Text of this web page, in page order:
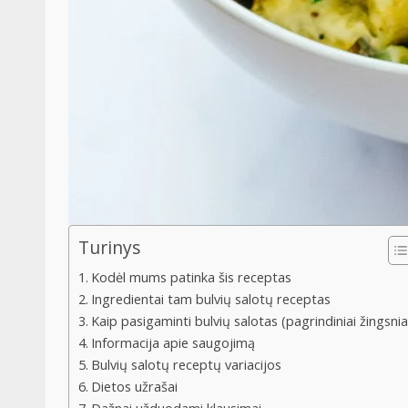
Turinys
Kodėl mums patinka šis receptas
Ingredientai tam bulvių salotų receptas
Kaip pasigaminti bulvių salotas (pagrindiniai
Informacija apie saugojimą
Bulvių salotų receptų variacijos
Dietos užrašai